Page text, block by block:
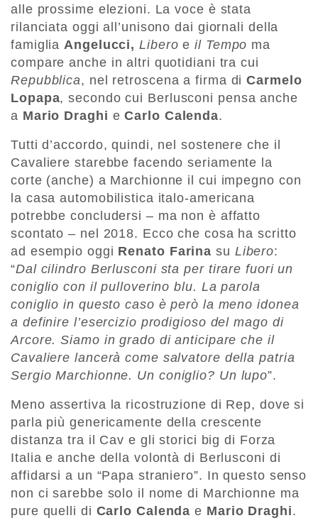
alle prossime elezioni. La voce è stata
rilanciata oggi all’unisono dai giornali della
famigliaAngelucci, Libero eil Tempo ma
compare anche in altri quotidiani tra cui
Repubblica, nel retroscena a firma di Carmelo
Lopapa, secondo cui Berlusconi pensa anche
a Mario Draghi eCarlo Calenda.
Tutti d’accordo, quindi, nel sostenere che il
Cavaliere starebbe facendo seriamente la
corte (anche) a Marchionne il cui impegno con
la casa automobilistica italo-americana
potrebbe concludersi – ma non è affatto
scontato – nel 2018. Ecco che cosa ha scritto
ad esempio oggi Renato Farina su Libero:
“Dal cilindro Berlusconi sta per tirare fuori un
coniglio con il pulloverino blu. La parola
coniglio in questo caso è però la meno idonea
a definire l’esercizio prodigioso del mago di
Arcore. Siamo in grado di anticipare che il
Cavaliere lancerà come salvatore della patria
Sergio Marchionne. Un coniglio? Un lupo”.
Meno assertiva la ricostruzione di Rep, dove si
parla più genericamente della crescente
distanza tra il Cav e gli storici big di Forza
Italia e anche della volontà di Berlusconi di
affidarsi a un “Papa straniero”. In questo senso
non ci sarebbe solo il nome di Marchionne ma
pure quelli di Carlo Calenda e Mario Draghi.